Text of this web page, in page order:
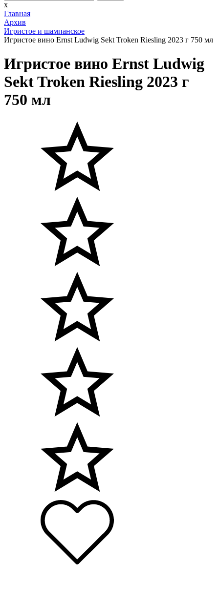
x
Главная
Архив
Игристое и шампанское
Игристое вино Ernst Ludwig Sekt Troken Riesling 2023 г 750 мл
Игристое вино Ernst Ludwig
Sekt Troken Riesling 2023 г
750 мл